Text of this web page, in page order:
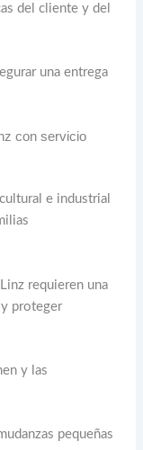
del cliente y del
una entrega
con servicio
e industrial
requieren una
proteger
y las
pequeñas